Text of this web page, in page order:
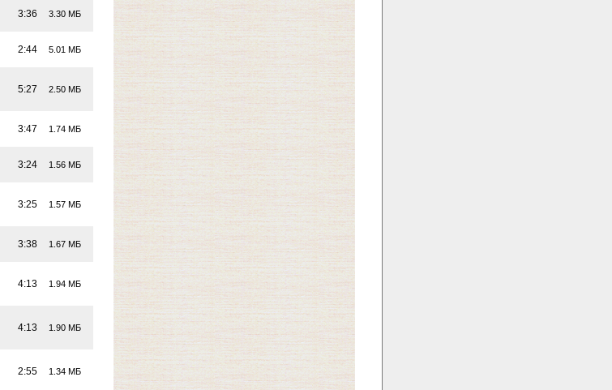
3:36 3.30 МБ
2:44 5.01 МБ
5:27 2.50 МБ
3:47 1.74 МБ
3:24 1.56 МБ
3:25 1.57 МБ
3:38 1.67 МБ
4:13 1.94 МБ
4:13 1.90 МБ
2:55 1.34 МБ